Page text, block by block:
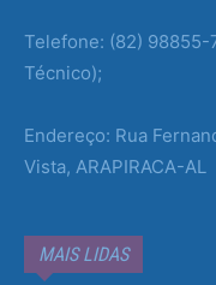
Telefone: (82) 98855-
Técnico);
Endereço: Rua
Vista, ARAPIRACA-AL
MAIS LIDAS